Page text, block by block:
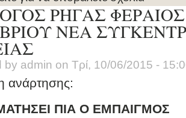
ΡΗΓΑΣ
ΝΕΑ
by admin on Τρί, 10/06/2015 -
ανάρτησης:
ΠΙΑ Ο ΕΜΠΑΙΓΜΟΣ